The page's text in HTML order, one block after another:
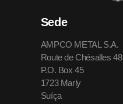
Sede
AMPCO METAL S.A.
Route de Chésalles 48
P.O. Box 45
1723 Marly
Suíça